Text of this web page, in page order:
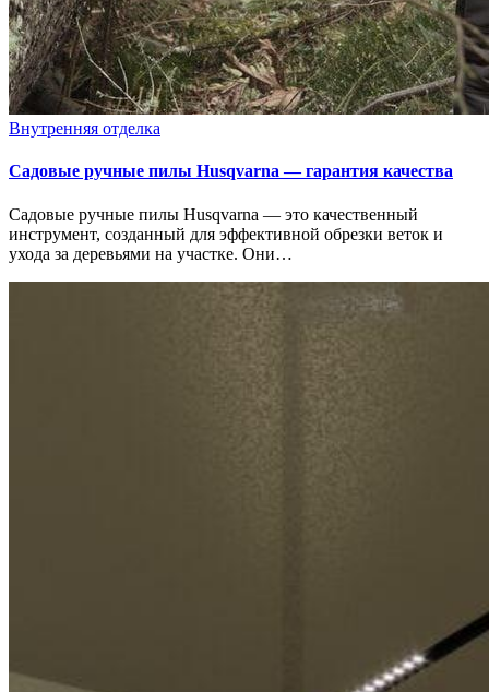
Внутренняя отделка
Садовые ручные пилы Husqvarna — гарантия качества
Садовые ручные пилы Husqvarna — это качественный
инструмент, созданный для эффективной обрезки веток и
ухода за деревьями на участке. Они…